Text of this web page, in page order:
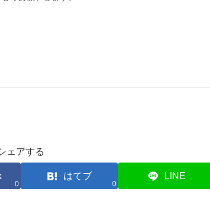
ェアする
0
はてブ
0
LINE